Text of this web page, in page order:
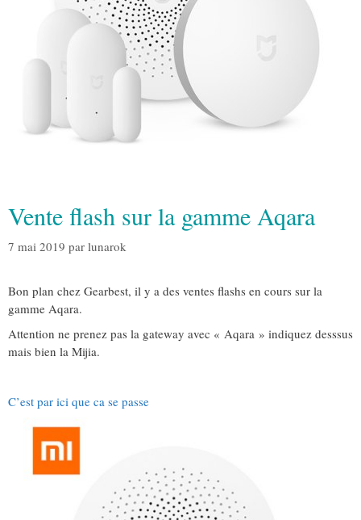
Vente flash sur la gamme Aqara
7 mai 2019 par lunarok
Bon plan chez Gearbest, il y a des ventes flashs en cours sur la
gamme Aqara.
Attention ne prenez pas la gateway avec « Aqara » indiquez desssus
mais bien la Mijia.
C’est par ici que ca se passe